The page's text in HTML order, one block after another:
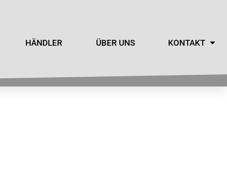
HÄNDLER ÜBER UNS KONTAKT